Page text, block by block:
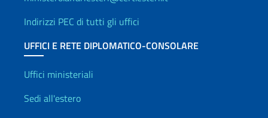
Indirizzi PEC di tutti gli uffici
UFFICI E RETE DIPLOMATICO-CONSOLARE
Uffici e Rete diplomatica
Uffici ministeriali
Sedi all'estero